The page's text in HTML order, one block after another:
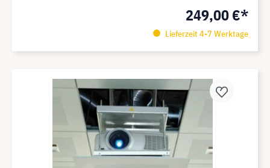
249,00 €*
Lieferzeit 4-7 Werktage